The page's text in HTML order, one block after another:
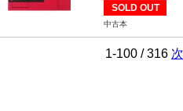
SOLD OUT
中古本
1-100 / 316